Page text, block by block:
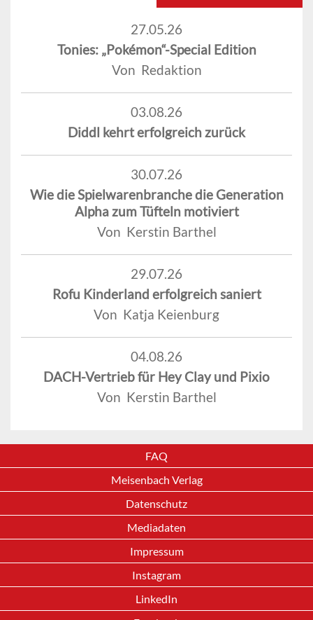
27.05.26
Tonies: „Pokémon“-Special Edition
Von Redaktion
03.08.26
Diddl kehrt erfolgreich zurück
30.07.26
Wie die Spielwarenbranche die Generation
Alpha zum Tüfteln motiviert
Von Kerstin Barthel
29.07.26
Rofu Kinderland erfolgreich saniert
Von Katja Keienburg
04.08.26
DACH-Vertrieb für Hey Clay und Pixio
Von Kerstin Barthel
FAQ
Meisenbach Verlag
Datenschutz
Mediadaten
Impressum
Instagram
LinkedIn